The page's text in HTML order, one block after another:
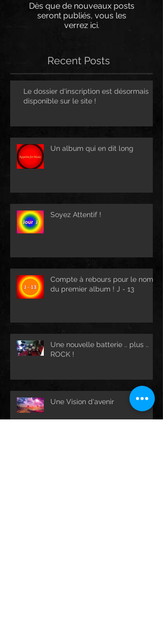
Dès que de nouveaux posts
seront publiés, vous les
verrez ici.
Recent Posts
Le dossier d'inscription est désormais
disponible sur le site !
Un album qui en dit long
Soyez Attentif !
Compte à rebours pour le nom
du premier album ! J - 13
Une nouvelle batterie .. plus ..
ROCK !
Une Vision d'avenir